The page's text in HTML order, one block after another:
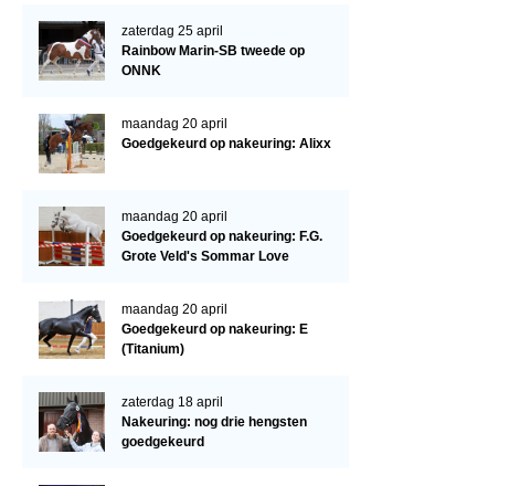
Hengstenselectie
Informatie Hengstenkeuring
Verrichtingsonderzoek NRPS
Verrichtingsonderzoek 2024-2025
Verrichtingsonderzoek 2023-2024
Verrichtingsonderzoek 2021-2022
Verrichtingsonderzoek 2020-2021
Verrichtingsonderzoek 2019-2020
Sport
zaterdag 25 april
Rainbow Marin-SB tweede op
ONNK
maandag 20 april
Goedgekeurd op nakeuring: Alixx
maandag 20 april
Goedgekeurd op nakeuring: F.G.
Grote Veld's Sommar Love
maandag 20 april
Goedgekeurd op nakeuring: E
(Titanium)
zaterdag 18 april
Nakeuring: nog drie hengsten
goedgekeurd